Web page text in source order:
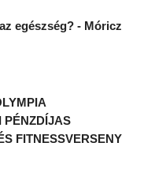
egészség? - Móricz
PÉNZDÍJAS
FITNESSVERSENY